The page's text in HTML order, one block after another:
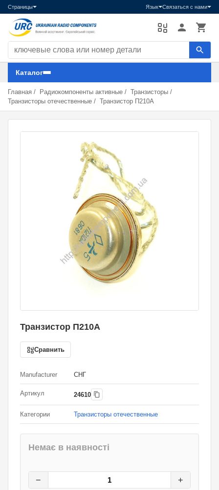
Страницы Язык Связаться с нами
Каталог
Главная / Радиокомпоненты активные / Транзисторы /
Транзисторы отечественные / Транзистор П210А
Транзистор П210А
Сравнить
Manufacturer СНГ
Артикул 24610
Категории Транзисторы отечественные
Немає в наявності
− +